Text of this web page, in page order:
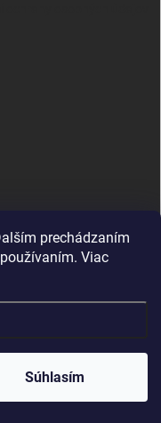
prechádzaním
Viac
Súhlasím
práva vyhradené.